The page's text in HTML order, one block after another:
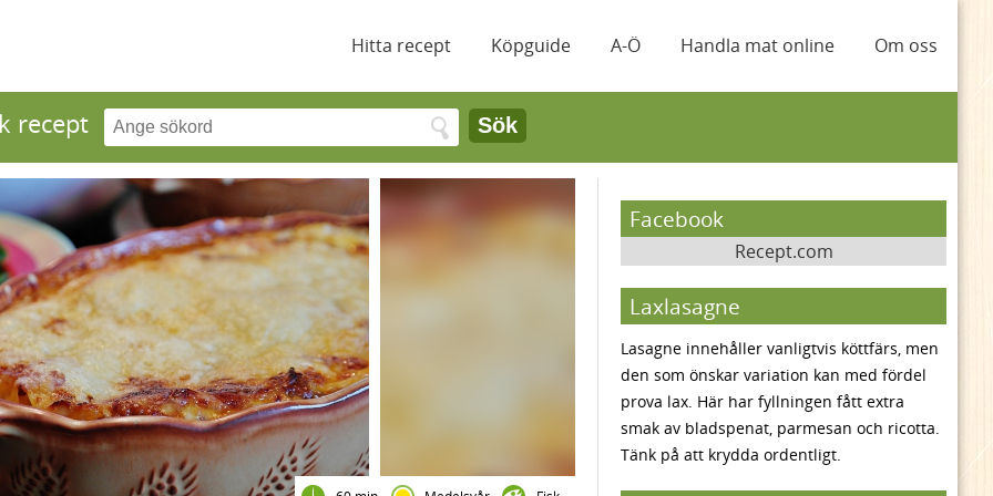
Hitta recept Köpguide A-Ö Handla mat online Om oss
recept Sök
Facebook
Recept.com
Laxlasagne
Lasagne innehåller vanligtvis köttfärs, men
den som önskar variation kan med fördel
prova lax. Här har fyllningen fått extra
smak av bladspenat, parmesan och ricotta.
Tänk på att krydda ordentligt.